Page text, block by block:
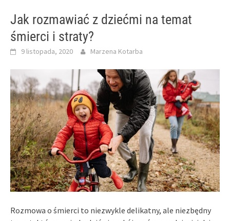
Jak rozmawiać z dziećmi na temat
śmierci i straty?
9 listopada, 2020 Marzena Kotarba
Rozmowa o śmierci to niezwykle delikatny, ale niezbędny